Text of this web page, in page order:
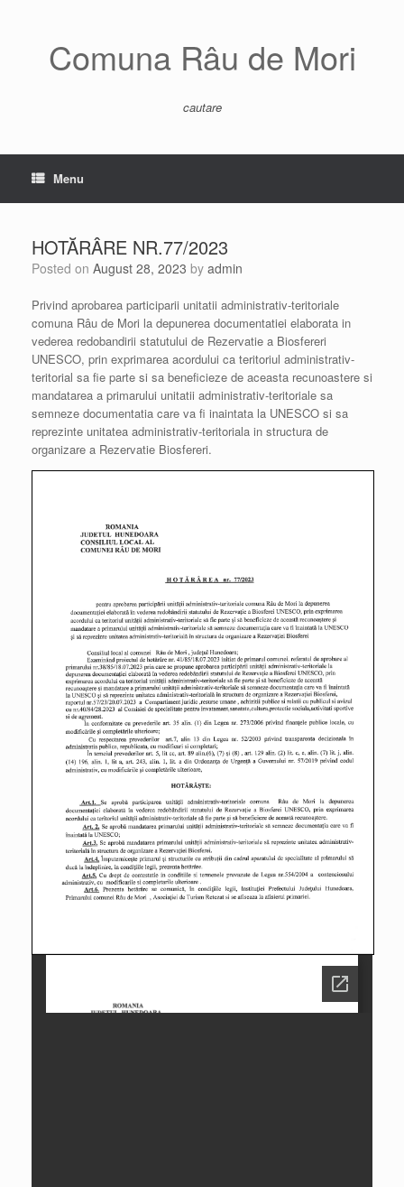
Comuna Râu de Mori
cautare
Menu
HOTĂRÂRE NR.77/2023
Posted on August 28, 2023 by admin
Privind aprobarea participarii unitatii administrativ-teritoriale
comuna Râu de Mori la depunerea documentatiei elaborata in
vederea redobandirii statutului de Rezervatie a Biosfereri
UNESCO, prin exprimarea acordului ca teritoriul administrativ-
teritorial sa fie parte si sa beneficieze de aceasta recunoastere si
mandatarea a primarului unitatii administrativ-teritoriale sa
semneze documentatia care va fi inaintata la UNESCO si sa
reprezinte unitatea administrativ-teritoriala in structura de
organizare a Rezervatie Biosfereri.